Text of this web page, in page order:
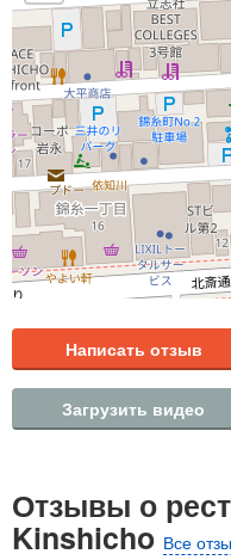
Написать отзыв
Загрузить видео
Отзывы о
Kinshicho Все